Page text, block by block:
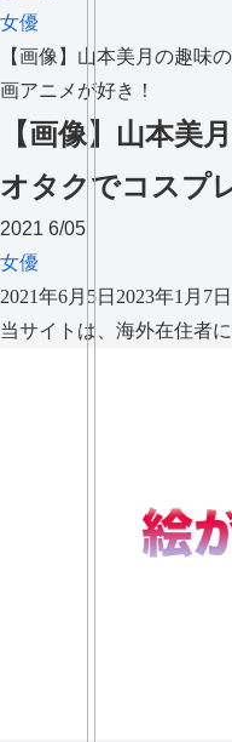
女優
【画像】山本美月の趣味
画アニメが好き！
【画像】山本美
オタクでコスプ
2021 6/05
女優
2021年6月5日 2023年1月7日
当サイトは、海外在住者